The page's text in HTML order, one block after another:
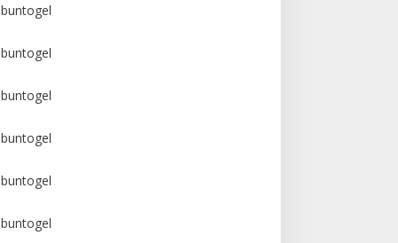
buntogel
buntogel
buntogel
buntogel
buntogel
buntogel